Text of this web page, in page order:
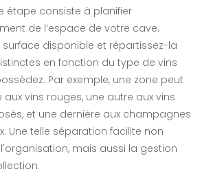
étape consiste à planifier
de l’espace de votre cave.
surface disponible et répartissez-la
en fonction du type de vins
Par exemple, une zone peut
aux vins rouges, une autre aux vins
et une dernière aux champagnes
Une telle séparation facilite non
mais aussi la gestion